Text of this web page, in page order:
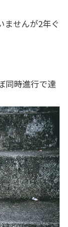
ませんが2年ぐ
同時進行で達